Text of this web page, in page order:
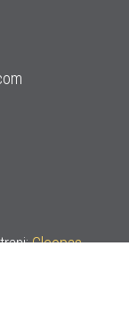
Cleopas